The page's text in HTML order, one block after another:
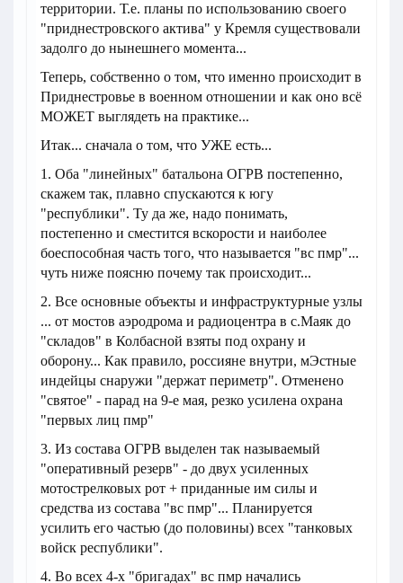
территории. Т.е. планы по использованию своего
"приднестровского актива" у Кремля существовали
задолго до нынешнего момента...
Теперь, собственно о том, что именно происходит в
Приднестровье в военном отношении и как оно всё
МОЖЕТ выглядеть на практике...
Итак... сначала о том, что УЖЕ есть...
1. Оба "линейных" батальона ОГРВ постепенно,
скажем так, плавно спускаются к югу
"республики". Ту да же, надо понимать,
постепенно и сместится вскорости и наиболее
боеспособная часть того, что называется "вс пмр"...
чуть ниже поясню почему так происходит...
2. Все основные объекты и инфраструктурные узлы
... от мостов аэродрома и радиоцентра в с.Маяк до
"складов" в Колбасной взяты под охрану и
оборону... Как правило, россияне внутри, мЭстные
индейцы снаружи "держат периметр". Отменено
"святое" - парад на 9-е мая, резко усилена охрана
"первых лиц пмр"
3. Из состава ОГРВ выделен так называемый
"оперативный резерв" - до двух усиленных
мотострелковых рот + приданные им силы и
средства из состава "вс пмр"... Планируется
усилить его частью (до половины) всех "танковых
войск республики".
4. Во всех 4-х "бригадах" вс пмр начались